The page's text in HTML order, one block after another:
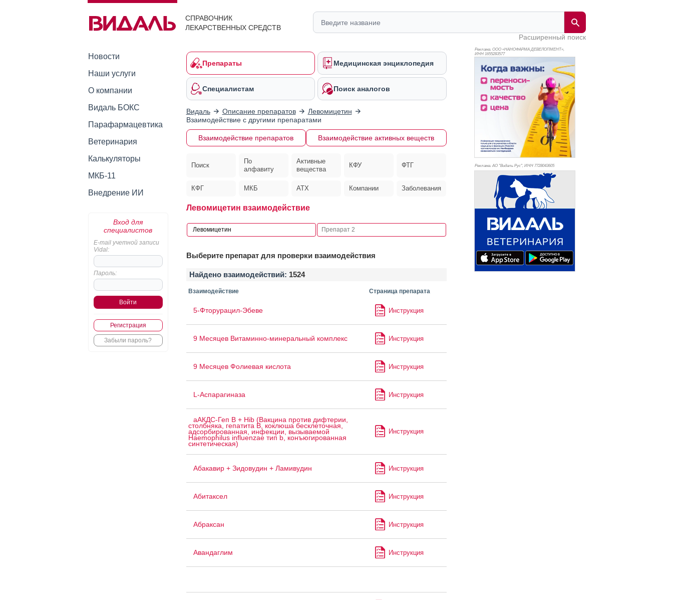
СПРАВОЧНИК
ЛЕКАРСТВЕННЫХ СРЕДСТВ
Расширенный поиск
Новости
Наши услуги
О компании
Видаль БОКС
Парафармацевтика
Ветеринария
Калькуляторы
МКБ-11
Внедрение ИИ
Вход для
специалистов
E-mail учетной записи
Vidal:
Пароль:
Регистрация
Забыли пароль?
Препараты Медицинская энциклопедия
Специалистам Поиск аналогов
Видаль Описание препаратов
Левомицетин
Взаимодействие с другими препаратами
Взаимодействие препаратов Взаимодействие активных веществ
Поиск
По
алфавиту
Активные
вещества
КФУ ФТГ
КФГ МКБ АТХ Компании Заболевания
Левомицетин взаимодействие
Выберите препарат для проверки взаимодействия
Найдено взаимодействий: 1524
Взаимодействие Страница препарата
5-Фторурацил-Эбеве Инструкция
9 Месяцев Витаминно-минеральный комплекс Инструкция
9 Месяцев Фолиевая кислота Инструкция
L-Аспарагиназа Инструкция
аАКДС-Геп B + Hib (Вакцина против дифтерии,
столбняка, гепатита B, коклюша бесклеточная,
адсорбированная, инфекции, вызываемой
Haemophilus influenzae тип b, конъюгированная
синтетическая)
Инструкция
Абакавир + Зидовудин + Ламивудин Инструкция
Абитаксел Инструкция
Абраксан Инструкция
Авандаглим Инструкция
Реклама. ООО «НАНОФАРМА ДЕВЕЛОПМЕНТ»,
ИНН 1655283577
Реклама. АО "Видаль Рус", ИНН 7728043605